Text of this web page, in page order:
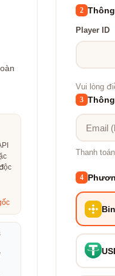
2
Player ID
Vui lòng
3
Thanh
4